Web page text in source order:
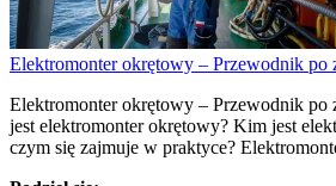
Elektromonter okrętowy – Przewodnik po
Elektromonter okrętowy – Przewodnik
jest elektromonter okrętowy? Kim jest
czym się zajmuje w praktyce?